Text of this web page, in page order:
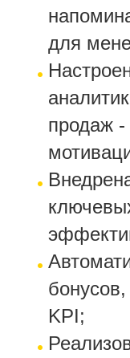
для
продаж -
KPI;